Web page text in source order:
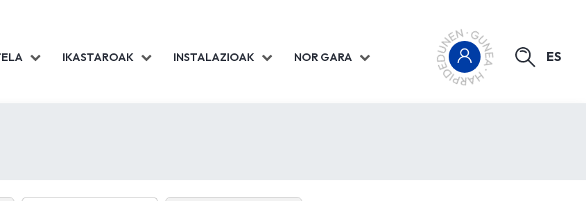
IKASTAROAK INSTALAZIOAK NOR GARA ES